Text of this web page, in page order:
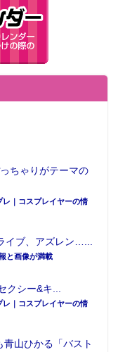
インのマシュ・
。
着姿のキャラクタ
ちゃりがテーマの
レ｜コスプレイヤーの情
イブ、アズレン…...
と画像が満載
クシー&キ...
レ｜コスプレイヤーの情
青山ひかる「バスト